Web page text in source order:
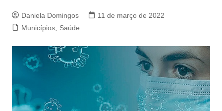
Daniela Domingos
11 de março de 2022
Municípios, Saúde